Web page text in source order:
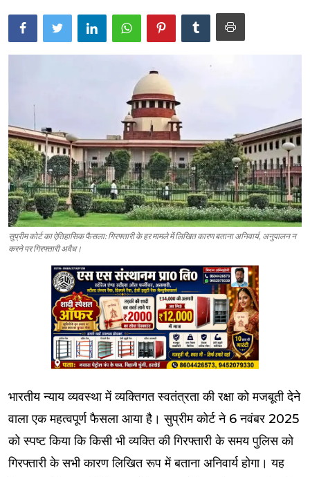
सुप्रीम कोर्ट का ऐतिहासिक फैसला: गिरफ्तारी के हर मामले में लिखित कारण बताना अनिवार्य, अनुपालन न
करने पर गिरफ्तारी अवैध।
भारतीय न्याय व्यवस्था में व्यक्तिगत स्वतंत्रता की रक्षा को मजबूती देने
वाला एक महत्वपूर्ण फैसला आया है। सुप्रीम कोर्ट ने 6 नवंबर 2025
को स्पष्ट किया कि किसी भी व्यक्ति की गिरफ्तारी के समय पुलिस को
गिरफ्तारी के सभी कारण लिखित रूप में बताना अनिवार्य होगा। यह